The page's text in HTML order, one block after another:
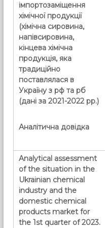
імпортозаміщення
хімічної продукції
(хімічна сировина,
напівсировина,
кінцева хімічна
продукція, яка
традиційно
поставлялася в
Україну з рф та рб
(дані за 2021-2022 рр.)
Аналітична довідка
Analytical assessment
of the situation in the
Ukrainian chemical
industry and the
domestic chemical
products market for
the 1st quarter of 2023.